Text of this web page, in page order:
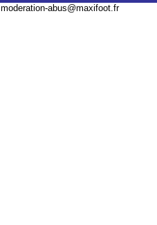
moderation-abus@maxifoot.fr